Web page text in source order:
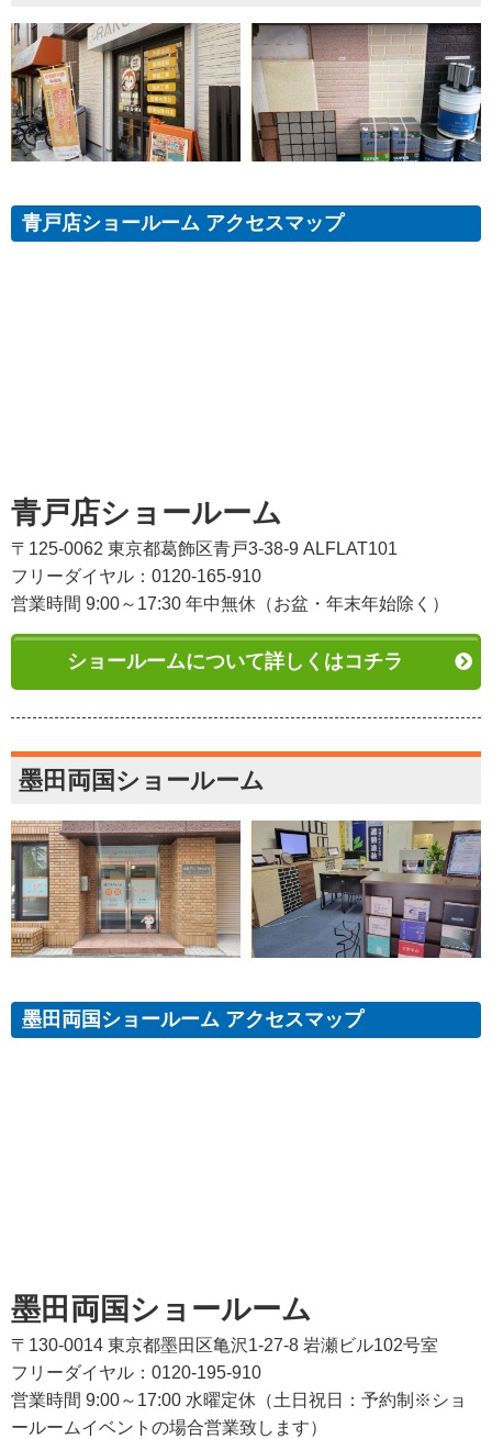
青戸店ショールーム アクセスマップ
青戸店ショールーム
〒125-0062 東京都葛飾区青戸3-38-9 ALFLAT101
フリーダイヤル：0120-165-910
営業時間 9:00～17:30 年中無休（お盆・年末年始除く）
ショールームについて詳しくはコチラ
墨田両国ショールーム
墨田両国ショールーム アクセスマップ
墨田両国ショールーム
〒130-0014 東京都墨田区亀沢1-27-8 岩瀬ビル102号室
フリーダイヤル：0120-195-910
営業時間 9:00～17:00 水曜定休（土日祝日：予約制※ショ
ールームイベントの場合営業致します）